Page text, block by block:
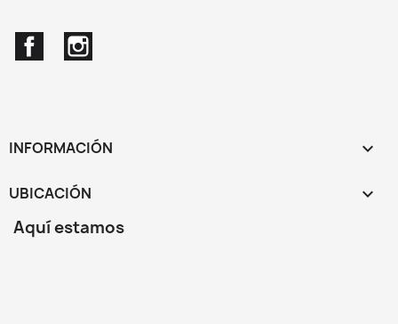
Facebook
INFORMACIÓN 
UBICACIÓN keyboard_arrow_down
Aquí estamos